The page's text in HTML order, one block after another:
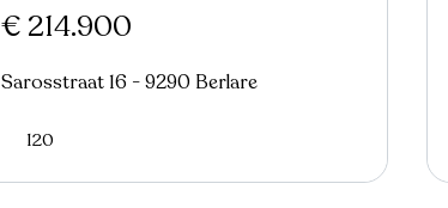
€ 214.900
Sarosstraat 16 - 9290 Berlare
120